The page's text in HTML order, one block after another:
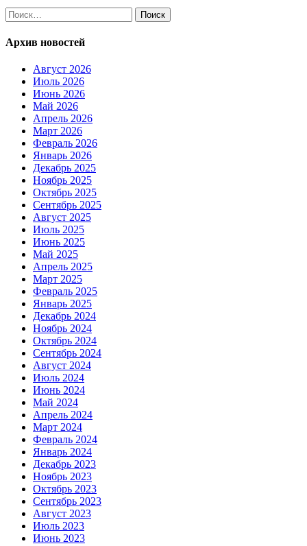
Найти:
Архив новостей
Август 2026
Июль 2026
Июнь 2026
Май 2026
Апрель 2026
Март 2026
Февраль 2026
Январь 2026
Декабрь 2025
Ноябрь 2025
Октябрь 2025
Сентябрь 2025
Август 2025
Июль 2025
Июнь 2025
Май 2025
Апрель 2025
Март 2025
Февраль 2025
Январь 2025
Декабрь 2024
Ноябрь 2024
Октябрь 2024
Сентябрь 2024
Август 2024
Июль 2024
Июнь 2024
Май 2024
Апрель 2024
Март 2024
Февраль 2024
Январь 2024
Декабрь 2023
Ноябрь 2023
Октябрь 2023
Сентябрь 2023
Август 2023
Июль 2023
Июнь 2023